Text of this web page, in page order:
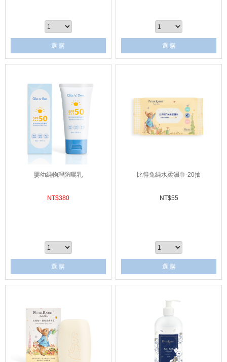
選 購 選 購
嬰幼純物理防曬乳
NT$380
選 購
比得兔純水柔濕巾-20抽
NT$55
選 購